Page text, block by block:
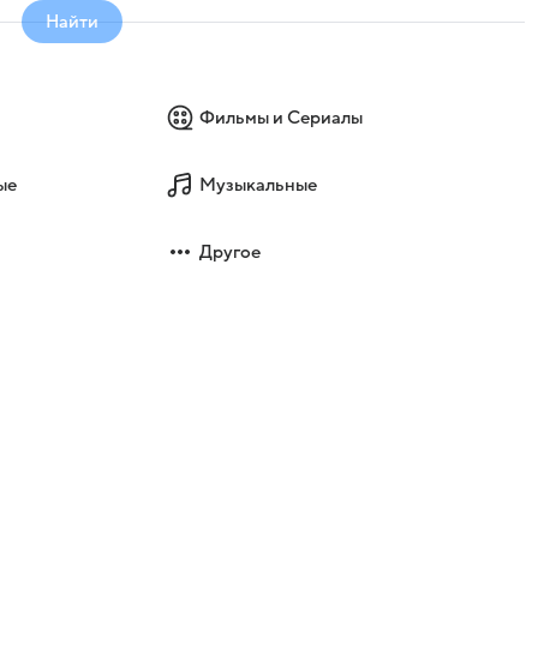
Найти
Фильмы и Сериалы
Музыкальные
Другое